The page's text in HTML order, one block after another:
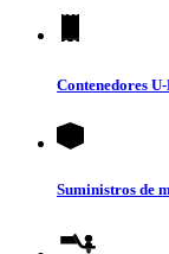
Contenedores
Suministros de